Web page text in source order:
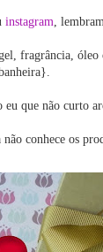
instagram,
fragrância,
eu que não curto
conhece os